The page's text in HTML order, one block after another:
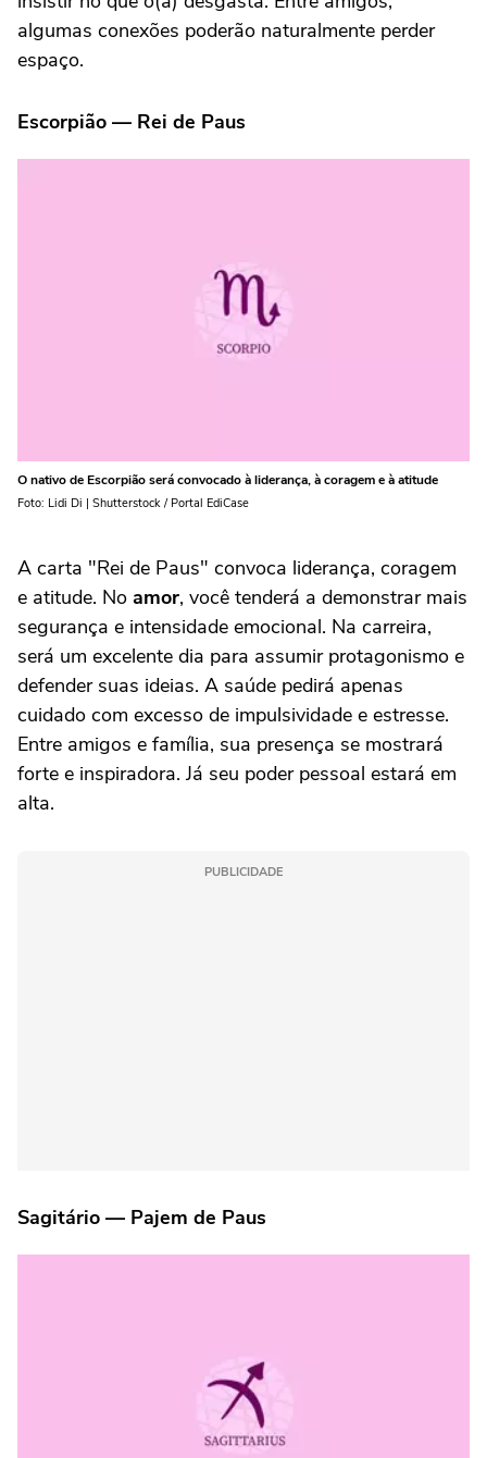
algumas conexões poderão naturalmente perder
espaço.
Escorpião — Rei de Paus
O nativo de Escorpião será convocado à liderança, à coragem e à atitude
Foto: Lidi Di | Shutterstock / Portal EdiCase
A carta "Rei de Paus" convoca liderança, coragem
e atitude. No amor, você tenderá a demonstrar mais
segurança e intensidade emocional. Na carreira,
será um excelente dia para assumir protagonismo e
defender suas ideias. A saúde pedirá apenas
cuidado com excesso de impulsividade e estresse.
Entre amigos e família, sua presença se mostrará
forte e inspiradora. Já seu poder pessoal estará em
alta.
PUBLICIDADE
Sagitário — Pajem de Paus